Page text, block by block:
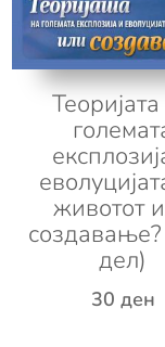
животот
дел)
30 ден